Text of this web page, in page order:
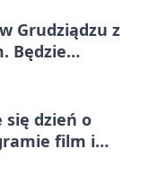
Grudziądzu z
Będzie
się dzień o
film i